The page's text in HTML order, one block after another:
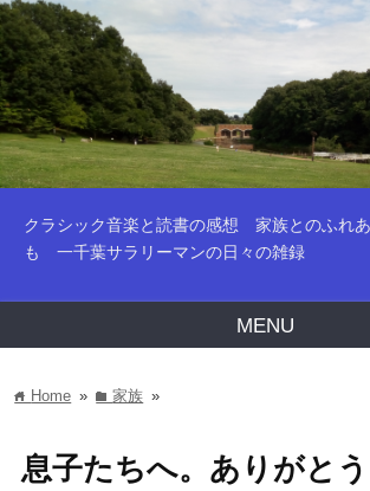
クラシック音楽と読書の感想 家族とのふれ
も 一千葉サラリーマンの日々の雑録
MENU
home Home » folder家族 »
息子たちへ。ありがと